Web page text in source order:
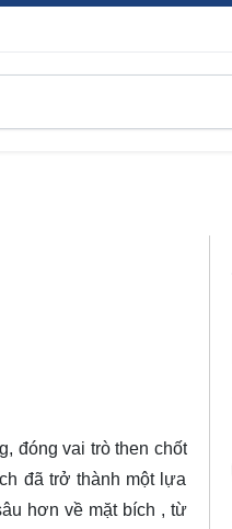
đóng vai trò then chốt
đã trở thành một lựa
hơn về mặt bích , từ